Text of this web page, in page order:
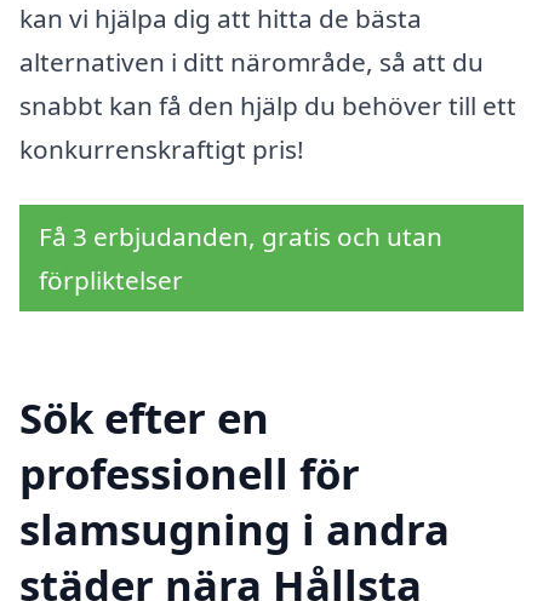
kan vi hjälpa dig att hitta de bästa
alternativen i ditt närområde, så att du
snabbt kan få den hjälp du behöver till ett
konkurrenskraftigt pris!
Få 3 erbjudanden, gratis och utan
förpliktelser
Sök efter en
professionell för
slamsugning i andra
städer nära Hållsta